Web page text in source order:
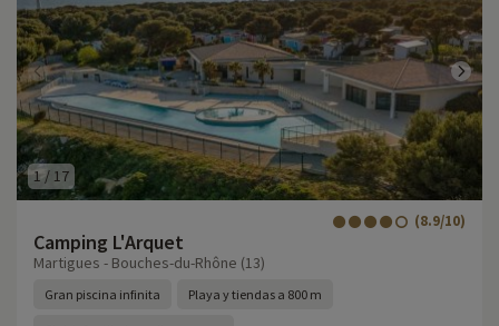
1/ 17
Camping L'Arquet
(8.9/10)
Martigues - Bouches-du-Rhône (13)
Gran piscina infinita Playa y tiendas a 800 m